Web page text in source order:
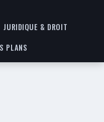
JURIDIQUE & DROIT
PLANS